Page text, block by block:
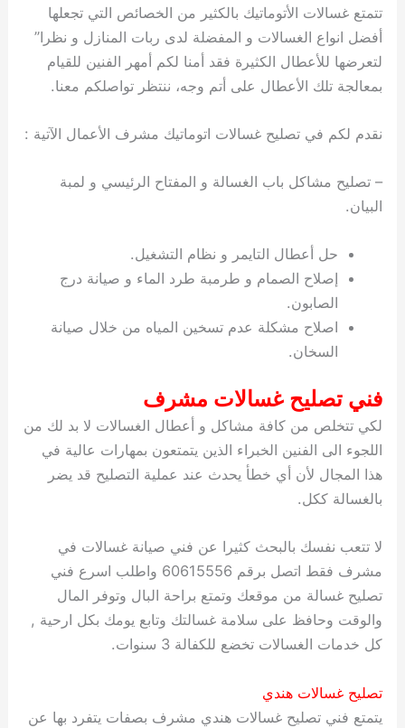
تتمتع غسالات الأتوماتيك بالكثير من الخصائص التي تجعلها
أفضل انواع الغسالات و المفضلة لدى ربات المنازل و نظرا”
لتعرضها للأعطال الكثيرة فقد أمنا لكم أمهر الفنين للقيام
بمعالجة تلك الأعطال على أتم وجه، ننتظر تواصلكم معنا.
نقدم لكم في تصليح غسالات اتوماتيك مشرف الأعمال الآتية :
– تصليح مشاكل باب الغسالة و المفتاح الرئيسي و لمبة
البيان.
حل أعطال التايمر و نظام التشغيل.
إصلاح الصمام و طرمبة طرد الماء و صيانة درج
الصابون.
اصلاح مشكلة عدم تسخين المياه من خلال صيانة
السخان.
فني تصليح غسالات مشرف
لكي تتخلص من كافة مشاكل و أعطال الغسالات لا بد لك من
اللجوء الى الفنين الخبراء الذين يتمتعون بمهارات عالية في
هذا المجال لأن أي خطأ يحدث عند عملية التصليح قد يضر
بالغسالة ككل.
لا تتعب نفسك بالبحث كثيرا عن فني صيانة غسالات في
مشرف فقط اتصل برقم 60615556 واطلب اسرع فني
تصليح غسالة من موقعك وتمتع براحة البال وتوفر المال
والوقت وحافظ على سلامة غسالتك وتابع يومك بكل ارحية ,
كل خدمات الغسالات تخضع للكفالة 3 سنوات.
تصليح غسالات هندي
يتمتع فني تصليح غسالات هندي مشرف بصفات يتفرد بها عن